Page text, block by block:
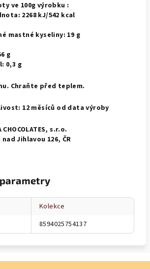
ve 100g výrobku :
2268 kJ/542 kcal
mastné kyseliny: 19 g
g
0,3 g
Chraňte před teplem.
12 měsíců od data výroby
s.r.o.
Jihlavou 126, ČR
Kolekce
8594025754137